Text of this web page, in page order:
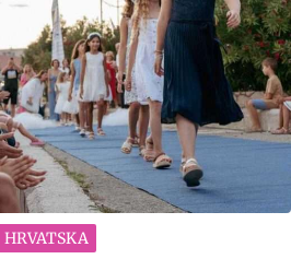
HRVATSKA